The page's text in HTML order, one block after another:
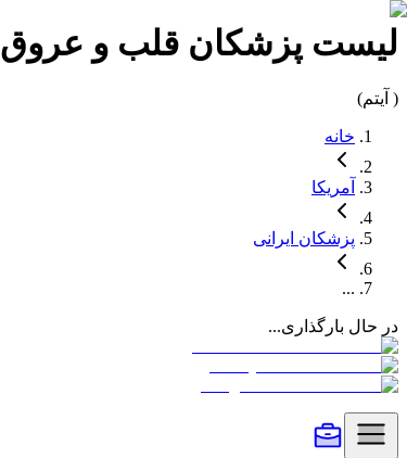
لیست پزشکان قلب و عروق
( آیتم)
خانه
آمریکا
پزشکان ایرانی
...
در حال بارگذاری...